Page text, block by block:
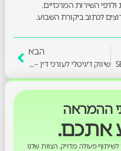
הבא
שיווק דיגיטלי לעורכי דין – משפך לידים שעובד ב-2026
ההמראה
אתכם.
פעולה מדויק. הצוות שלנו